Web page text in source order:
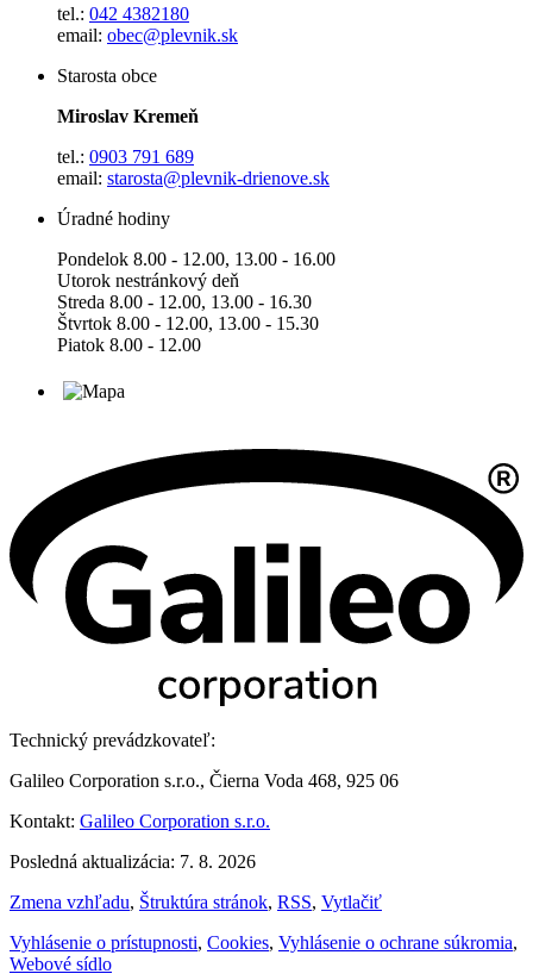
tel.: 042 4382180
email: obec@plevnik.sk
Starosta obce
Miroslav Kremeň
tel.: 0903 791 689
email: starosta@plevnik-drienove.sk
Úradné hodiny
Pondelok 8.00 - 12.00, 13.00 - 16.00
Utorok nestránkový deň
Streda 8.00 - 12.00, 13.00 - 16.30
Štvrtok 8.00 - 12.00, 13.00 - 15.30
Piatok 8.00 - 12.00
Technický prevádzkovateľ:
Galileo Corporation s.r.o., Čierna Voda 468, 925 06
Kontakt: Galileo Corporation s.r.o.
Posledná aktualizácia: 7. 8. 2026
Zmena vzhľadu, Štruktúra stránok, RSS, Vytlačiť
Vyhlásenie o prístupnosti, Cookies, Vyhlásenie o ochrane súkromia,
Webové sídlo